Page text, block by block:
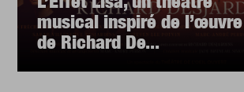
musical inspiré de l’œuvre
de Richard De...